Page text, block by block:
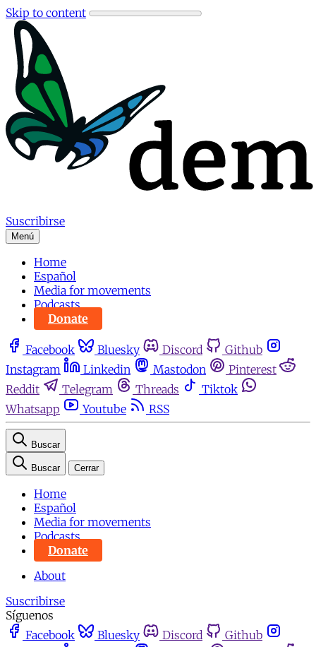
Skip to content
Suscribirse
Menú
Home
Español
Media for movements
Podcasts
Donate
Facebook Bluesky Discord
Github
Instagram
Linkedin Mastodon
Pinterest
Reddit
Telegram Threads
Tiktok
Whatsapp
Youtube RSS
Buscar
Buscar Cerrar
Home
Español
Media for movements
Podcasts
Donate
About
Suscribirse
Síguenos
Facebook
Bluesky Discord
Github